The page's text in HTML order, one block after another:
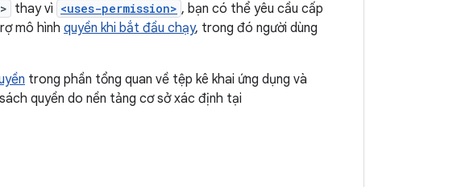
thay vì <uses-permission> , bạn có thể yêu cầu cấp
mô hình quyền khi bắt đầu chạy, trong đó người dùng
trong phần tổng quan về tệp kê khai ứng dụng và
quyền do nền tảng cơ sở xác định tại